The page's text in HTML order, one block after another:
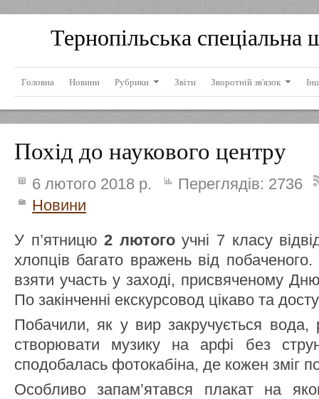
Тернопільська спеціальна
Головна Новини Рубрики Звіти Зворотній зв'язок
Похід до наукового центру
6 лютого 2018 р. Переглядів: 2736
Новини
У п’ятницю2 лютогоучні 7 класу
хлопців багато вражень від
взяти участь у заході, присвяченому
По закінченні екскурсовод цікаво та
Побачили, як у вир закручується вода,
створювати музику на арфі без
сподобалась фотокабіна, де кожен зміг
Особливо запам’ятався плакат на